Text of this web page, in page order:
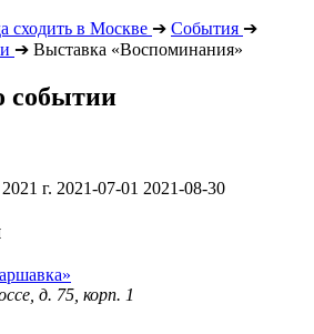
в Москве ➔ События ➔
➔ Выставка «Воспоминания»
событии
г. 2021-07-01 2021-08-30
д. 75, корп. 1